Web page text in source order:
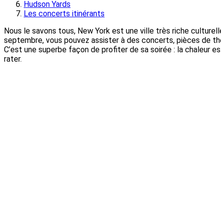
Hudson Yards
Les concerts itinérants
Nous le savons tous, New York est une ville très riche
septembre, vous pouvez assister à des concerts, pièces de
C’est une superbe façon de profiter de sa soirée : la chaleur
rater.